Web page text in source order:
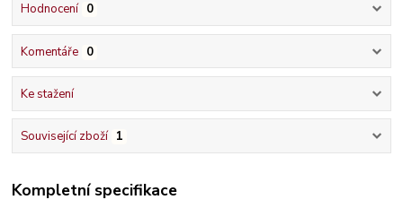
Hodnocení 0
Komentáře 0
Ke stažení
Související zboží 1
Kompletní specifikace